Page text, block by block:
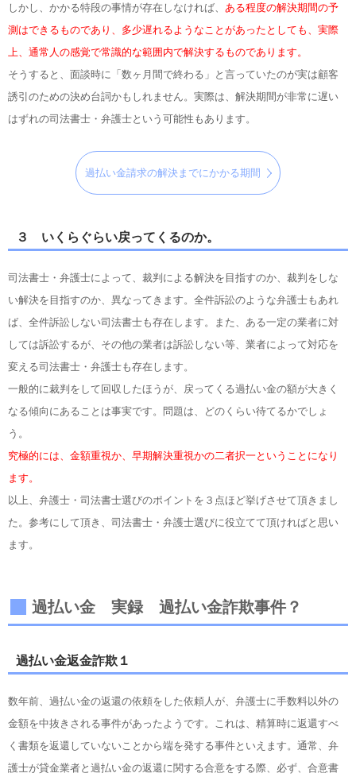
しかし、かかる特段の事情が存在しなければ、 ある程度の解決期間の予
測はできるものであり、多少遅れるようなことがあったとしても、実際
上、通常人の感覚で常識的な範囲内で解決するものであります。
そうすると、面談時に「数ヶ月間で終わる」と言っていたのが実は顧客
誘引のための決め台詞かもしれません。実際は、解決期間が非常に遅い
はずれの司法書士・弁護士という可能性もあります。
過払い金請求の解決までにかかる期間
３ いくらぐらい戻ってくるのか。
司法書士・弁護士によって、裁判による解決を目指すのか、裁判をしな
い解決を目指すのか、異なってきます。全件訴訟のような弁護士もあれ
ば、全件訴訟しない司法書士も存在します。また、ある一定の業者に対
しては訴訟するが、その他の業者は訴訟しない等、業者によって対応を
変える司法書士・弁護士も存在します。
一般的に裁判をして回収したほうが、戻ってくる過払い金の額が大きく
なる傾向にあることは事実です。問題は、どのくらい待てるかでしょ
う。
究極的には、金額重視か、早期解決重視かの二者択一ということになり
ます。
以上、弁護士・司法書士選びのポイントを３点ほど挙げさせて頂きまし
た。参考にして頂き、司法書士・弁護士選びに役立てて頂ければと思い
ます。
過払い金 実録 過払い金詐欺事件？
過払い金返金詐欺１
数年前、過払い金の返還の依頼をした依頼人が、弁護士に手数料以外の
金額を中抜きされる事件があったようです。これは、精算時に返還すべ
く書類を返還していないことから端を発する事件といえます。通常、弁
護士が貸金業者と過払い金の返還に関する合意をする際、必ず、合意書